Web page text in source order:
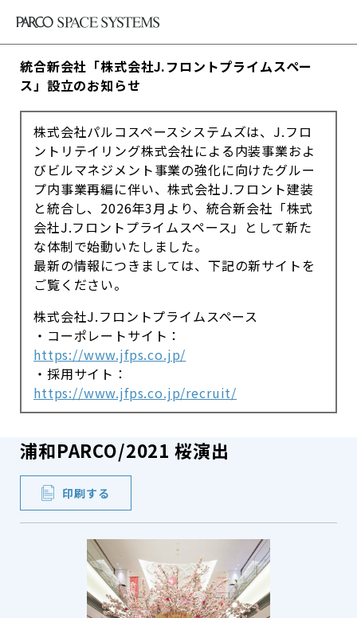
統合新会社「株式会社J.フロントプライムスペー
ス」設立のお知らせ
株式会社パルコスペースシステムズは、J.フロ
ントリテイリング株式会社による内装事業およ
びビルマネジメント事業の強化に向けたグルー
プ内事業再編に伴い、株式会社J.フロント建装
と統合し、2026年3月より、統合新会社「株式
会社J.フロントプライムスペース」として新た
な体制で始動いたしました。
最新の情報につきましては、下記の新サイトを
ご覧ください。
株式会社J.フロントプライムスペース
・コーポレートサイト：
https://www.jfps.co.jp/
・採用サイト：
https://www.jfps.co.jp/recruit/
浦和PARCO/2021 桜演出
印刷する